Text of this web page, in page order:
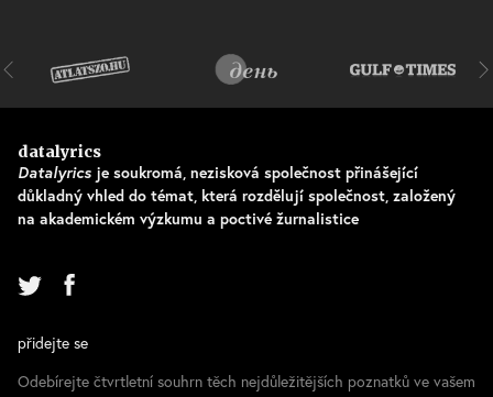
datalyrics
Datalyrics je soukromá, nezisková společnost přinášející
důkladný vhled do témat, která rozdělují společnost, založený
na akademickém výzkumu a poctivé žurnalistice
přidejte se
Odebírejte čtvrtletní souhrn těch nejdůležitějších poznatků ve vašem